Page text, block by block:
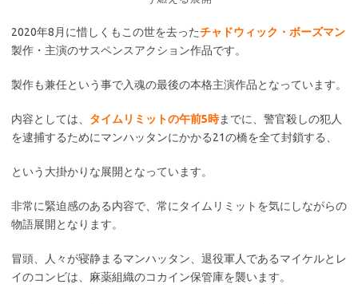
2020年8月に惜しくもこの世を去ったチャドウィック・ボーズマン
製作・主演のサスペンスアクション作品です。
製作も兼任という事で入魂の最後の本格主演作品となっています。
内容としては、 タイムリミットの午前5時までに、警官殺しの犯人
を逮捕するためにマンハッタンにかかる21の橋を全て封鎖する、
という大掛かりな展開となっています。
非常に緊迫感のある内容で、常にタイムリミットを気にしながらの
物語展開となります。
冒頭、人々が寝静まるマンハッタン、退役軍人であるマイケルとレ
イのコンビは、麻薬組織のコカイン保管庫を襲います。